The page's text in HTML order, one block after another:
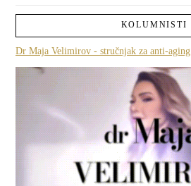
KOLUMNISTI
Dr Maja Velimirov - stručnjak za anti-aging